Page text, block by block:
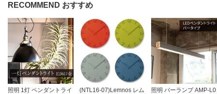
RECOMMEND おすすめ
照明 1灯 ペンダントライ
(NTL16-07)Lemnos レム
照明 バーランプ AMP-L0